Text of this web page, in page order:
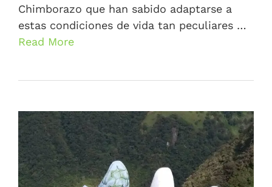
Chimborazo que han sabido adaptarse a
estas condiciones de vida tan peculiares …
Read More